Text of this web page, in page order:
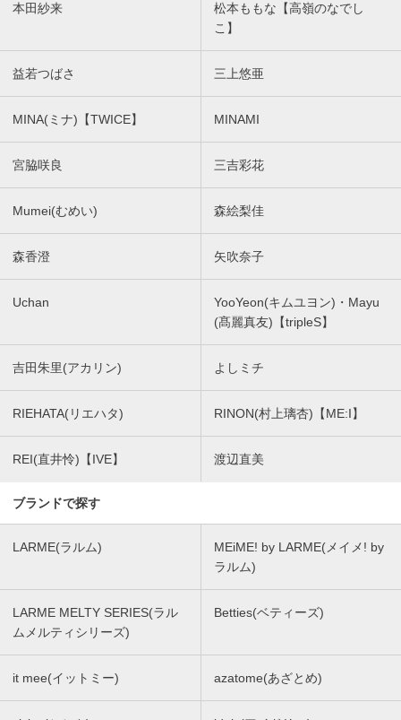
本田紗来
松本ももな【高嶺のなでし
こ】
益若つばさ 三上悠亜
MINA(ミナ)【TWICE】 MINAMI
宮脇咲良 三吉彩花
Mumei(むめい) 森絵梨佳
森香澄 矢吹奈子
Uchan
YooYeon(キムユヨン)・Mayu
(髙麗真友)【tripleS】
吉田朱里(アカリン) よしミチ
RIEHATA(リエハタ) RINON(村上璃杏)【ME:I】
REI(直井怜)【IVE】 渡辺直美
ブランドで探す
LARME(ラルム)
MEiME! by LARME(メイメ! by
ラルム)
LARME MELTY SERIES(ラル
ムメルティシリーズ)
Betties(ベティーズ)
it mee(イットミー) azatome(あざとめ)